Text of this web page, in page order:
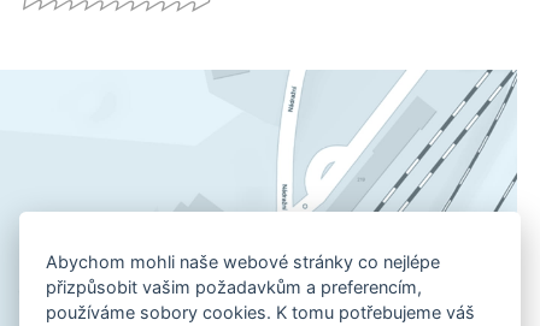
Abychom mohli naše webové stránky co nejlépe
přizpůsobit vašim požadavkům a preferencím,
používáme sobory cookies. K tomu potřebujeme váš